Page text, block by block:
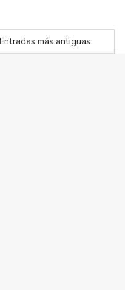
Entradas más antiguas